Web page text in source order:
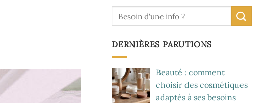
DERNIÈRES PARUTIONS
Beauté : comment
choisir des cosmétiques
adaptés à ses besoins